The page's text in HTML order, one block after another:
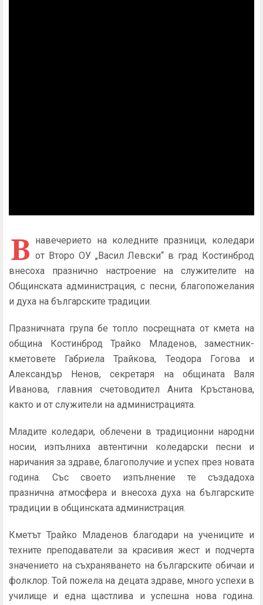
В навечерието на коледните празници, коледари
от Второ ОУ „Васил Левски“ в град Костинброд
внесоха празнично настроение на служителите на
Общинската администрация, с песни, благопожелания
и духа на българските традиции.
Празничната група бе топло посрещната от кмета на
община Костинброд Трайко Младенов, заместник-
кметовете Габриела Трайкова, Теодора Гогова и
Александър Ненов, секретаря на общината Валя
Иванова, главния счетоводител Анита Кръстанова,
както и от служители на администрацията.
Младите коледари, облечени в традиционни народни
носии, изпълниха автентични коледарски песни и
наричания за здраве, благополучие и успех през новата
година. Със своето изпълнение те създадоха
празнична атмосфера и внесоха духа на българските
традиции в общинската администрация.
Кметът Трайко Младенов благодари на учениците и
техните преподаватели за красивия жест и подчерта
значението на съхраняването на българските обичаи и
фолклор. Той пожела на децата здраве, много успехи в
училище и една щастлива и успешна нова година.